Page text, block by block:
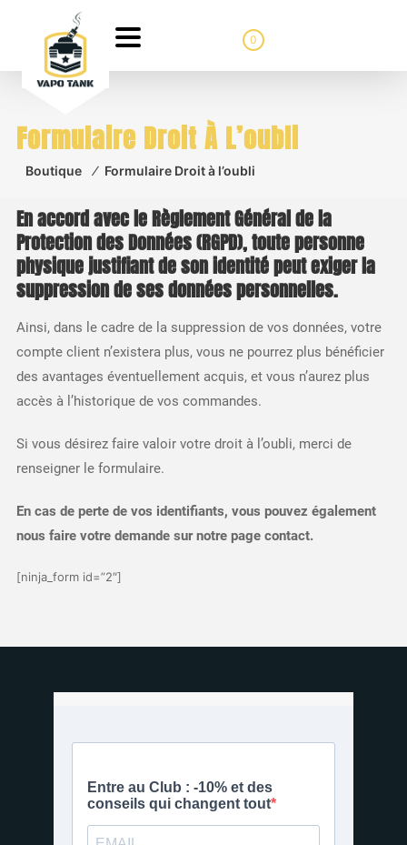
0
Formulaire Droit À L’oubli
Boutique ⁄ Formulaire Droit à l’oubli
En accord avec le Règlement Général de la
Protection des Données (RGPD), toute personne
physique justifiant de son identité peut exiger la
suppression de ses données personnelles.
Ainsi, dans le cadre de la suppression de vos données, votre
compte client n’existera plus, vous ne pourrez plus bénéficier
des avantages éventuellement acquis, et vous n’aurez plus
accès à l’historique de vos commandes.
Si vous désirez faire valoir votre droit à l’oubli, merci de
renseigner le formulaire.
En cas de perte de vos identifiants, vous pouvez également
nous faire votre demande sur notre page contact.
[ninja_form id=”2″]